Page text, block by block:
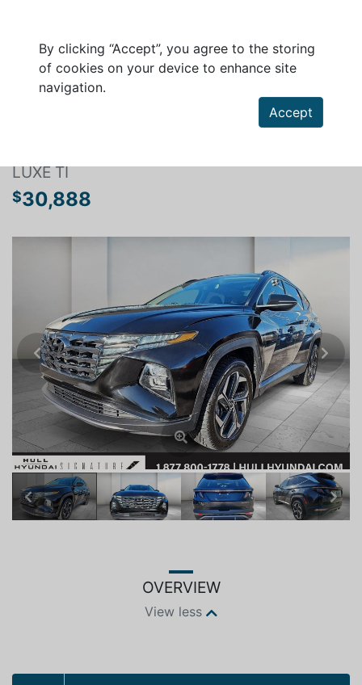
By clicking “Accept”, you agree to the storing
of cookies on your device to enhance site
navigation.
Accept
LUXE TI
$30,888
Previous Next
Previous Next
OVERVIEW
View less